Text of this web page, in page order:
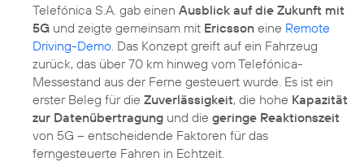
Telefónica S.A. gab einen Ausblick auf die Zukunft mit
5G und zeigte gemeinsam mit Ericsson eine Remote
Driving-Demo . Das Konzept greift auf ein Fahrzeug
zurück, das über 70 km hinweg vom Telefónica-
Messestand aus der Ferne gesteuert wurde. Es ist ein
erster Beleg für die Zuverlässigkeit, die hohe Kapazität
zur Datenübertragung und die geringe Reaktionszeit
von 5G – entscheidende Faktoren für das
ferngesteuerte Fahren in Echtzeit.